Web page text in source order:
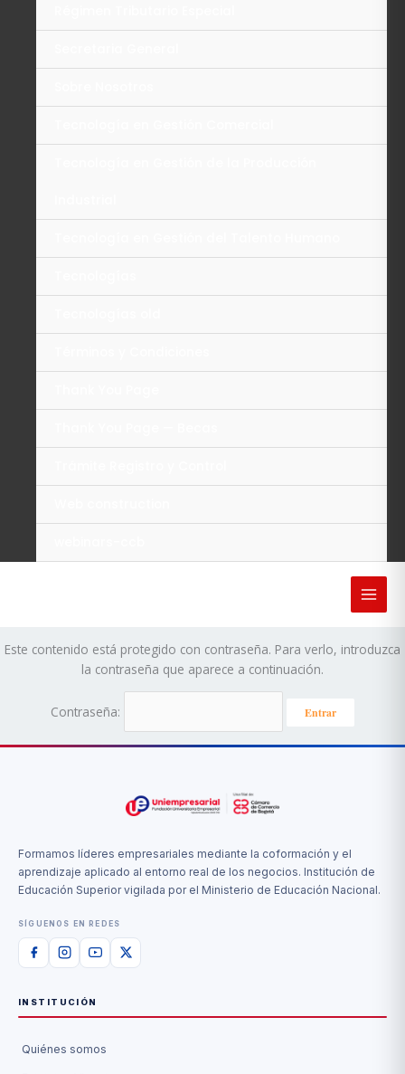
Este contenido está protegido con contraseña. Para verlo, introduzca
la contraseña que aparece a continuación.
Contraseña:
Formamos líderes empresariales mediante la coformación y el
aprendizaje aplicado al entorno real de los negocios. Institución de
Educación Superior vigilada por el Ministerio de Educación Nacional.
SÍGUENOS EN REDES
INSTITUCIÓN
Quiénes somos